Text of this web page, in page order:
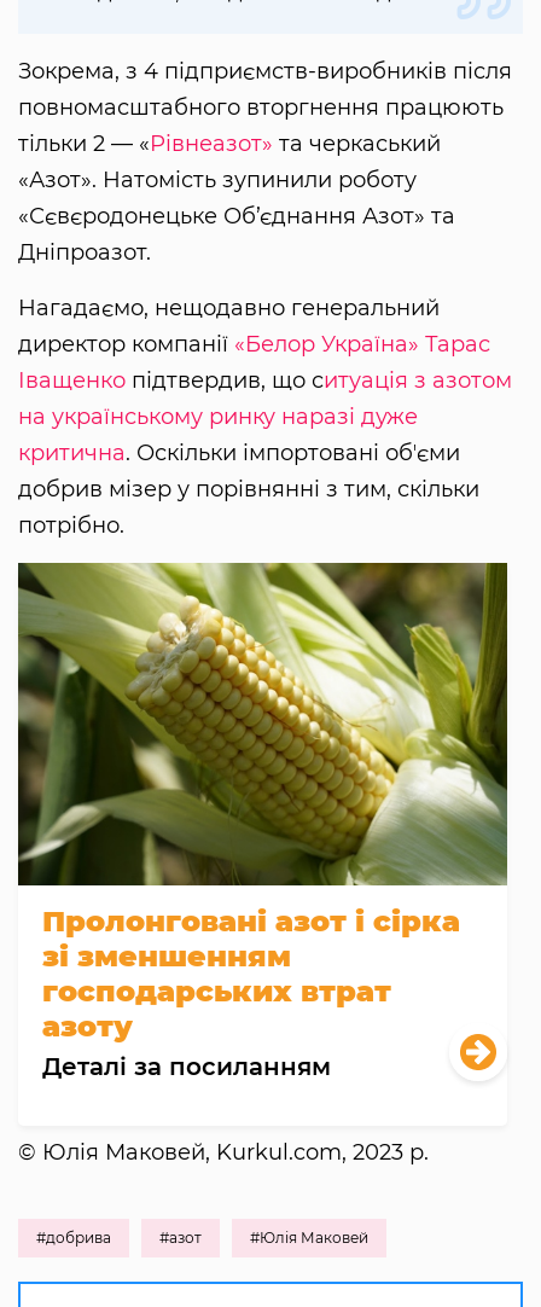
Зокрема, з 4 підприємств-виробників після
повномасштабного вторгнення працюють
тільки 2 — «Рівнеазот» та черкаський
«Азот». Натомість зупинили роботу
«Сєвєродонецьке Об’єднання Азот» та
Дніпроазот.
Нагадаємо, нещодавно генеральний
директор компанії «Белор Україна» Тарас
Іващенко підтвердив, що ситуація з азотом
на українському ринку наразі дуже
критична. Оскільки імпортовані обʼєми
добрив мізер у порівнянні з тим, скільки
потрібно.
Пролонговані азот і сірка
зі зменшенням
господарських втрат
азоту
Деталі за посиланням
© Юлія Маковей, Kurkul.com, 2023 р.
#добрива #азот #Юлія Маковей